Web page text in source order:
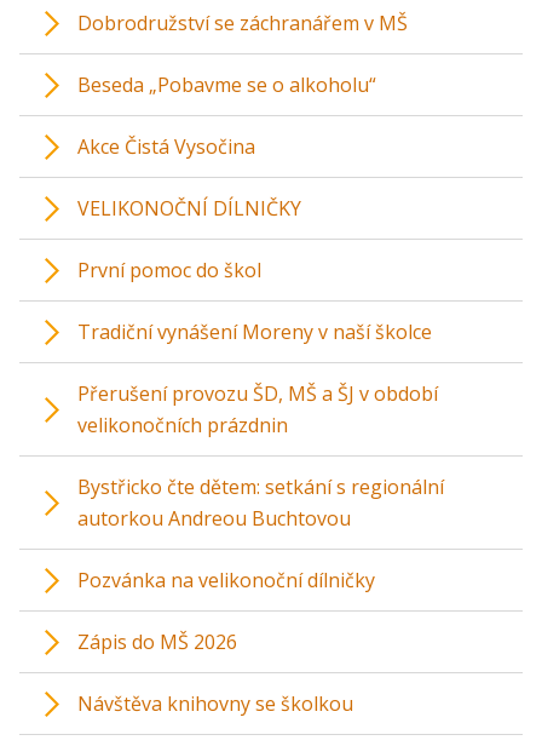
Dobrodružství se záchranářem v MŠ
Beseda „Pobavme se o alkoholu“
Akce Čistá Vysočina
VELIKONOČNÍ DÍLNIČKY
První pomoc do škol
Tradiční vynášení Moreny v naší školce
Přerušení provozu ŠD, MŠ a ŠJ v období
velikonočních prázdnin
Bystřicko čte dětem: setkání s regionální
autorkou Andreou Buchtovou
Pozvánka na velikonoční dílničky
Zápis do MŠ 2026
Návštěva knihovny se školkou